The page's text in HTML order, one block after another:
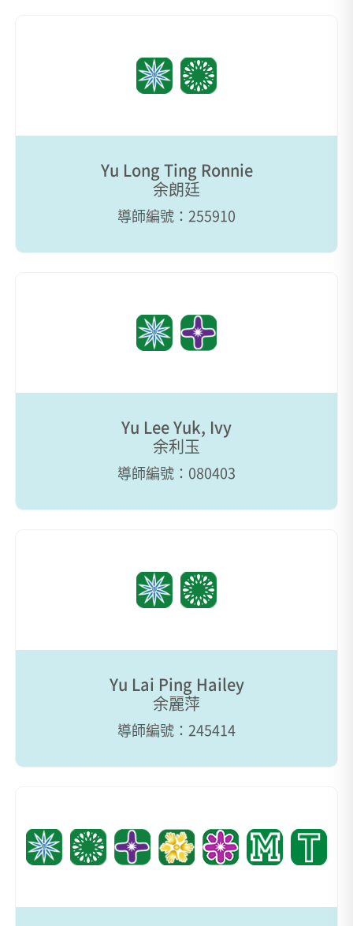
Yu Long Ting Ronnie
余朗廷
導師編號：255910
Yu Lee Yuk, Ivy
余利玉
導師編號：080403
Yu Lai Ping Hailey
余麗萍
導師編號：245414